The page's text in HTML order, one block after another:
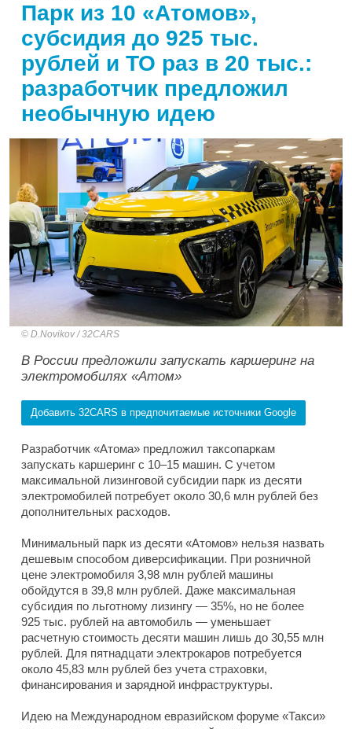
Парк из 10 «Атомов»,
субсидия до 925 тыс.
рублей и ТО раз в 20 тыс.:
разработчик предложил
необычную идею
D.Novikov / 32CARS
В России предложили запускать каршеринг на
электромобилях «Атом»
Добавить 32CARS в предпочитаемые источники Google
Разработчик «Атома» предложил таксопаркам
запускать каршеринг с 10–15 машин. С учетом
максимальной лизинговой субсидии парк из десяти
электромобилей потребует около 30,6 млн рублей без
дополнительных расходов.
Минимальный парк из десяти «Атомов» нельзя назвать
дешевым способом диверсификации. При розничной
цене электромобиля 3,98 млн рублей машины
обойдутся в 39,8 млн рублей. Даже максимальная
субсидия по льготному лизингу — 35%, но не более
925 тыс. рублей на автомобиль — уменьшает
расчетную стоимость десяти машин лишь до 30,55 млн
рублей. Для пятнадцати электрокаров потребуется
около 45,83 млн рублей без учета страховки,
финансирования и зарядной инфраструктуры.
Идею на Международном евразийском форуме «Такси»